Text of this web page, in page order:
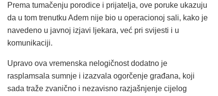
Prema tumačenju porodice i prijatelja, ove poruke ukazuju
da u tom trenutku Adem nije bio u operacionoj sali, kako je
navedeno u javnoj izjavi ljekara, već pri svijesti i u
komunikaciji.
Upravo ova vremenska nelogičnost dodatno je
rasplamsala sumnje i izazvala ogorčenje građana, koji
sada traže zvanično i nezavisno razjašnjenje cijelog